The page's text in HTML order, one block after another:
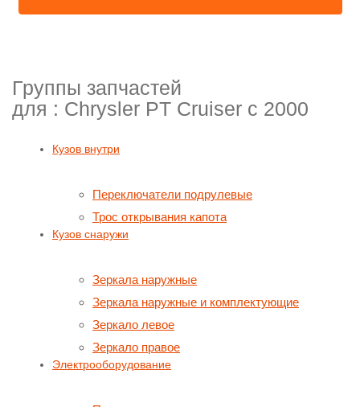
Группы запчастей
для : Chrysler PT Cruiser с 2000
Кузов внутри
Переключатели подрулевые
Трос открывания капота
Кузов снаружи
Зеркала наружные
Зеркала наружные и комплектующие
Зеркало левое
Зеркало правое
Электрооборудование